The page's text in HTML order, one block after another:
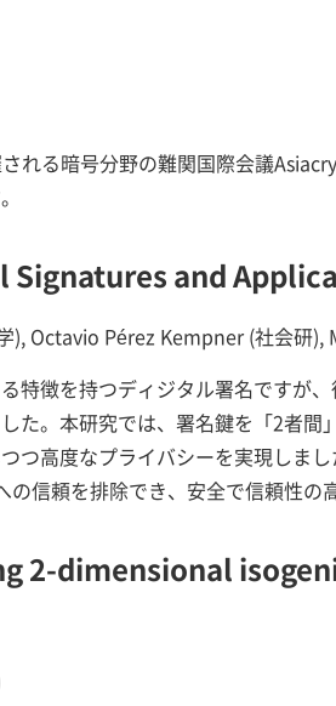
れる暗号分野の難関国際会議
and
), Octavio Pérez Kempner (社会研
特徴を持つディジタル署名ですが
た。本研究では、署名鍵を「2者
つ高度なプライバシーを実現しま
信頼を排除でき、安全で信頼性の
2-dimensional